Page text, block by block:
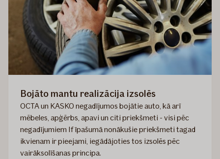
Bojāto mantu realizācija izsolēs
​OCTA un KASKO negadījumos bojātie auto, kā arī
mēbeles, apģērbs, apavi un citi priekšmeti - visi pēc
negadījumiem If īpašumā nonākušie priekšmeti tagad
ikvienam ir pieejami, iegādājoties tos izsolēs pēc
vairāksolīšanas principa.